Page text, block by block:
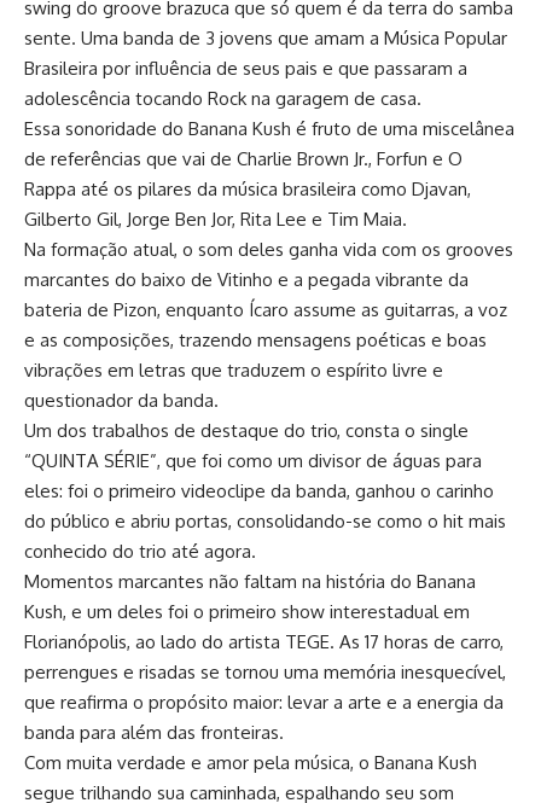
swing do groove brazuca que só quem é da terra do samba
sente. Uma banda de 3 jovens que amam a Música Popular
Brasileira por influência de seus pais e que passaram a
adolescência tocando Rock na garagem de casa.
Essa sonoridade do Banana Kush é fruto de uma miscelânea
de referências que vai de Charlie Brown Jr., Forfun e O
Rappa até os pilares da música brasileira como Djavan,
Gilberto Gil, Jorge Ben Jor, Rita Lee e Tim Maia.
Na formação atual, o som deles ganha vida com os grooves
marcantes do baixo de Vitinho e a pegada vibrante da
bateria de Pizon, enquanto Ícaro assume as guitarras, a voz
e as composições, trazendo mensagens poéticas e boas
vibrações em letras que traduzem o espírito livre e
questionador da banda.
Um dos trabalhos de destaque do trio, consta o single
“QUINTA SÉRIE”, que foi como um divisor de águas para
eles: foi o primeiro videoclipe da banda, ganhou o carinho
do público e abriu portas, consolidando-se como o hit mais
conhecido do trio até agora.
Momentos marcantes não faltam na história do Banana
Kush, e um deles foi o primeiro show interestadual em
Florianópolis, ao lado do artista TEGE. As 17 horas de carro,
perrengues e risadas se tornou uma memória inesquecível,
que reafirma o propósito maior: levar a arte e a energia da
banda para além das fronteiras.
Com muita verdade e amor pela música, o Banana Kush
segue trilhando sua caminhada, espalhando seu som